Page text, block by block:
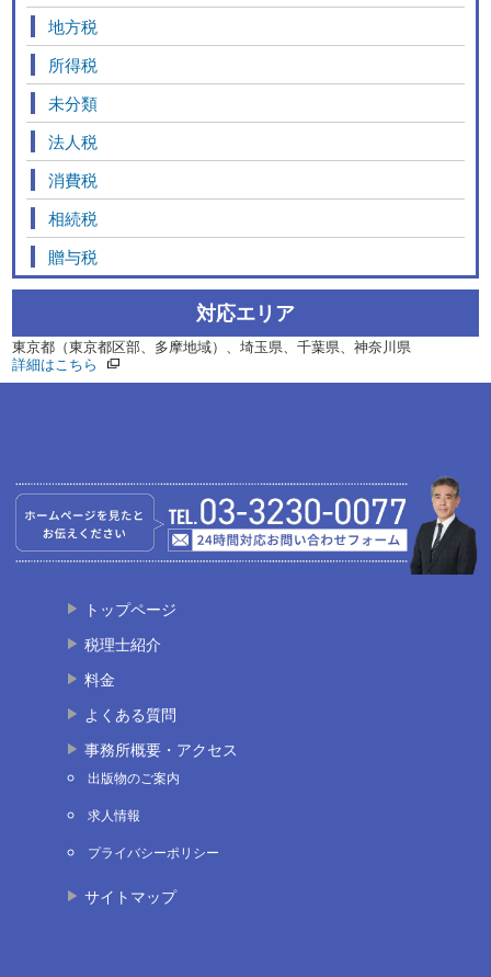
地方税
所得税
未分類
法人税
消費税
相続税
贈与税
対応エリア
東京都（東京都区部、多摩地域）、埼玉県、千葉県、神奈川県
詳細はこちら
トップページ
税理士紹介
料金
よくある質問
事務所概要・アクセス
出版物のご案内
求人情報
プライバシーポリシー
サイトマップ